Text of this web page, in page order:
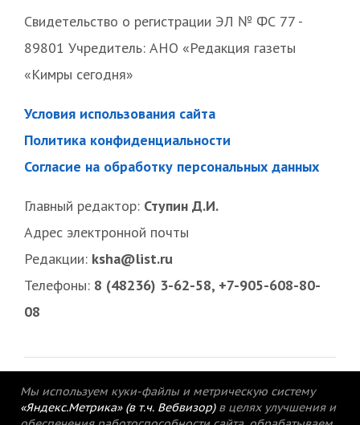
Свидетельство о регистрации ЭЛ № ФС 77 -
89801 Учредитель: АНО «Редакция газеты
«Кимры сегодня»
Условия использования сайта
Политика конфиденциальности
Согласие на обработку персональных данных
Главный редактор: Ступин Д.И.
Адрес электронной почты
Редакции: ksha@list.ru
Телефоны: 8 (48236) 3-62-58, +7-905-608-80-
08
Мы используем куки-файлы и метрическую систему
«Яндекс.Метрика» (в т.ч. Вебвизор) в целях улучшения и